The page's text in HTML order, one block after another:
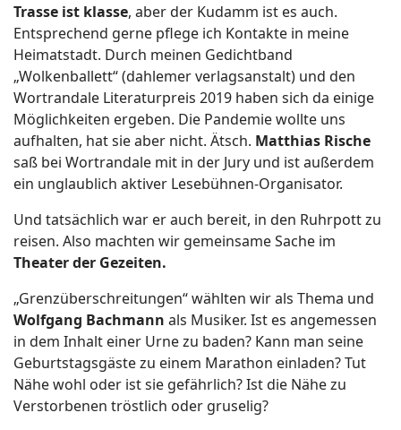
Trasse ist klasse, aber der Kudamm ist es auch.
Entsprechend gerne pflege ich Kontakte in meine
Heimatstadt. Durch meinen Gedichtband
„Wolkenballett“ (dahlemer verlagsanstalt) und den
Wortrandale Literaturpreis 2019 haben sich da einige
Möglichkeiten ergeben. Die Pandemie wollte uns
aufhalten, hat sie aber nicht. Ätsch. Matthias Rische
saß bei Wortrandale mit in der Jury und ist außerdem
ein unglaublich aktiver Lesebühnen-Organisator.
Und tatsächlich war er auch bereit, in den Ruhrpott zu
reisen. Also machten wir gemeinsame Sache im
Theater der Gezeiten.
„Grenzüberschreitungen“ wählten wir als Thema und
Wolfgang Bachmann als Musiker. Ist es angemessen
in dem Inhalt einer Urne zu baden? Kann man seine
Geburtstagsgäste zu einem Marathon einladen? Tut
Nähe wohl oder ist sie gefährlich? Ist die Nähe zu
Verstorbenen tröstlich oder gruselig?